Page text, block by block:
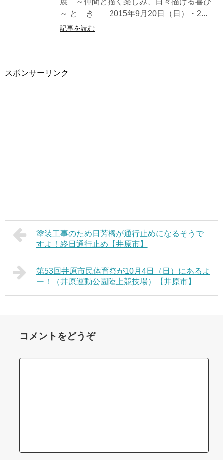
展 ～仲間と描く楽しみ、日々描ける喜び
～ と き 2015年9月20日（日）・2...
記事を読む
スポンサーリンク
塗装工事のため日芳橋が通行止めになるそうで
すよ！終日通行止め【井原市】
第53回井原市民体育祭が10月4日（日）にあるよ
ー！（井原運動公園陸上競技場）【井原市】
コメントをどうぞ